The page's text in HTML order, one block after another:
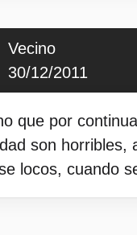
Vecino
30/12/2011
que por
son horribles,
locos, cuando